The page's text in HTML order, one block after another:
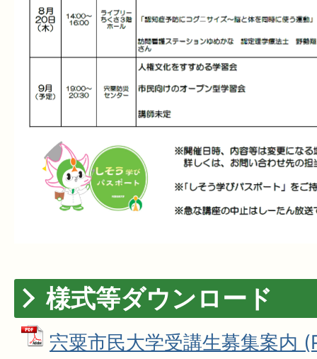
様式等ダウンロード
宍粟市民大学受講生募集案内